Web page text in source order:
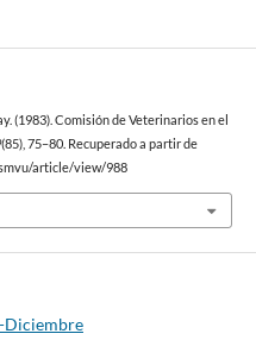
(1983). Comisión de Veterinarios en el
(85), 75–80. Recuperado a partir de
article/view/988
Diciembre